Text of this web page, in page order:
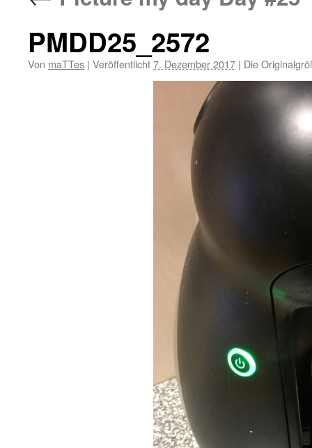
PMDD25_2572
Von maTTes | Veröffentlicht7. Dezember 2017 | Die